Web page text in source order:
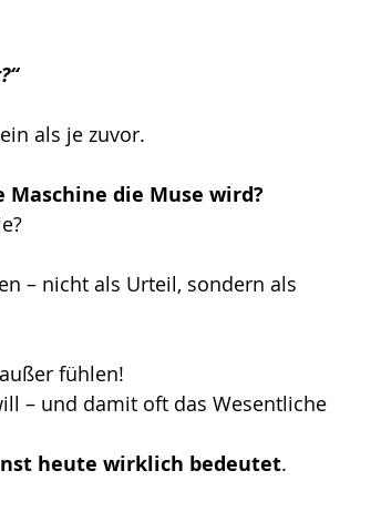
als je zuvor.
die Muse wird?
– nicht als Urteil, sondern als
fühlen!
– und damit oft das Wesentliche
heute wirklich bedeutet.